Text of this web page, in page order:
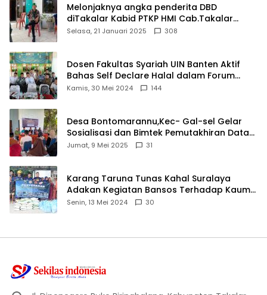
Melonjaknya angka penderita DBD
diTakalar Kabid PTKP HMI Cab.Takalar
angkat bicara
Selasa, 21 Januari 2025 308
Dosen Fakultas Syariah UIN Banten Aktif
Bahas Self Declare Halal dalam Forum
Ijtima Ulama MUI
Kamis, 30 Mei 2024 144
Desa Bontomarannu,Kec- Gal-sel Gelar
Sosialisasi dan Bimtek Pemutakhiran Data
ID
Jumat, 9 Mei 2025 31
Karang Taruna Tunas Kahal Suralaya
Adakan Kegiatan Bansos Terhadap Kaum
Dhuafa dan Anak Yatim-Piatu
Senin, 13 Mei 2024 30